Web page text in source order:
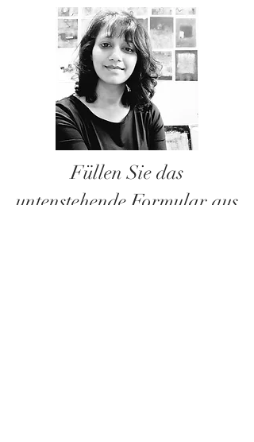
Füllen Sie das
untenstehende Formular aus